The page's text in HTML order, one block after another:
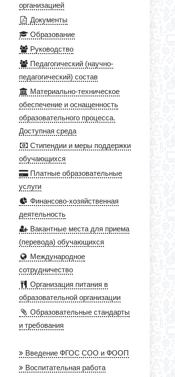
организацией
Документы
Образование
Руководство
Педагогический (научно-
педагогический) состав
Материально-техническое
обеспечение и оснащенность
образовательного процесса.
Доступная среда
Стипендии и меры поддержки
обучающихся
Платные образовательные
услуги
Финансово-хозяйственная
деятельность
Вакантные места для приема
(перевода) обучающихся
Международное
сотрудничество
Организация питания в
образовательной организации
Образовательные стандарты
и требования
Введение ФГОС СОО и ФООП
Воспитательная работа